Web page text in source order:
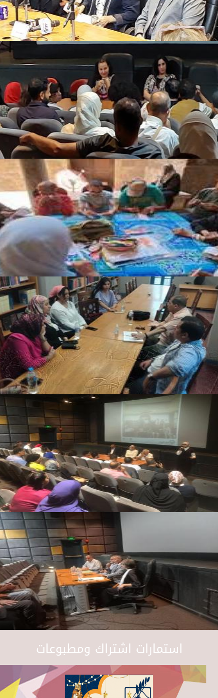
استمارات اشتراك ومطبوعات